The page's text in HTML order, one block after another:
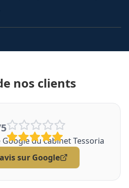
nos clients
du cabinet Tessoria
sur Google